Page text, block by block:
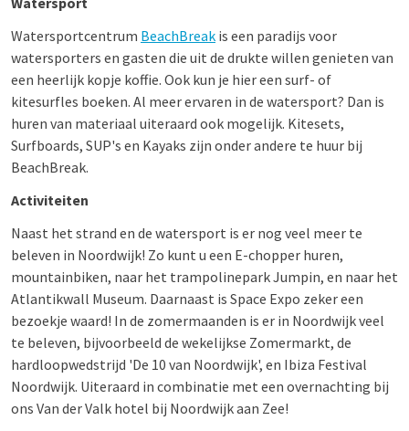
Watersportcentrum BeachBreak is een paradijs voor
watersporters en gasten die uit de drukte willen genieten van
een heerlijk kopje koffie. Ook kun je hier een surf- of
kitesurfles boeken. Al meer ervaren in de watersport? Dan is
huren van materiaal uiteraard ook mogelijk. Kitesets,
Surfboards, SUP's en Kayaks zijn onder andere te huur bij
BeachBreak.
Activiteiten
Naast het strand en de watersport is er nog veel meer te
beleven in Noordwijk! Zo kunt u een E-chopper huren,
mountainbiken, naar het trampolinepark Jumpin, en naar het
Atlantikwall Museum. Daarnaast is Space Expo zeker een
bezoekje waard! In de zomermaanden is er in Noordwijk veel
te beleven, bijvoorbeeld de wekelijkse Zomermarkt, de
hardloopwedstrijd 'De 10 van Noordwijk', en Ibiza Festival
Noordwijk. Uiteraard in combinatie met een overnachting bij
ons Van der Valk hotel bij Noordwijk aan Zee!